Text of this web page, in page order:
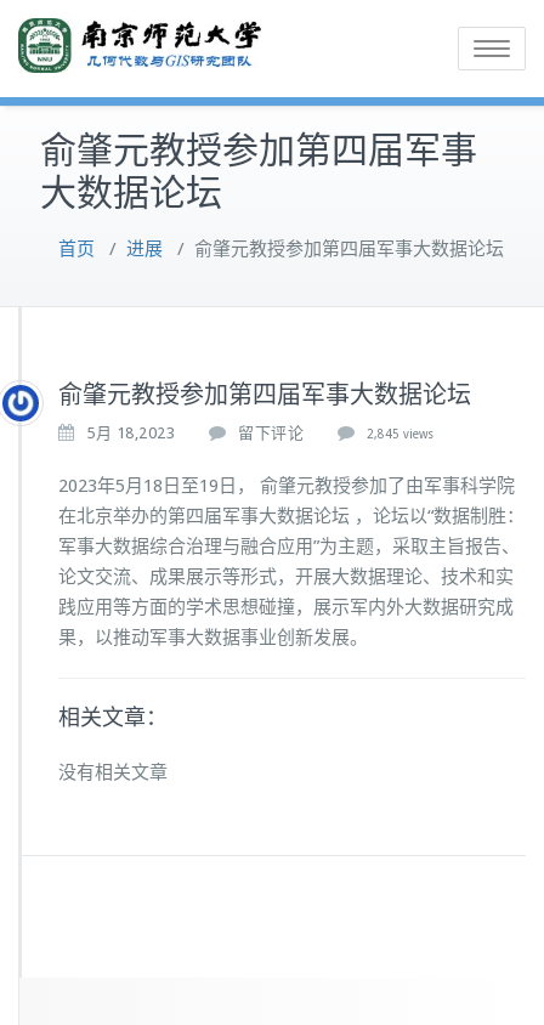
Toggle
俞肇元教授参加第四届军事
大数据论坛
首页 / 进展 / 俞肇元教授参加第四届军事大数据论坛
俞肇元教授参加第四届军事大数据论坛
5月 18,2023 留下评论 2,845 views
2023年5月18日至19日， 俞肇元教授参加了由军事科学院
在北京举办的第四届军事大数据论坛 ，论坛以“数据制胜：
军事大数据综合治理与融合应用”为主题，采取主旨报告、
论文交流、成果展示等形式，开展大数据理论、技术和实
践应用等方面的学术思想碰撞，展示军内外大数据研究成
果，以推动军事大数据事业创新发展。
相关文章：
没有相关文章